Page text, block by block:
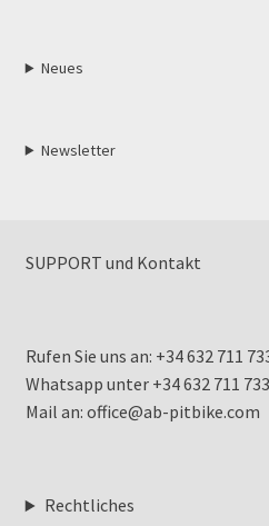
Neues
Newsletter
SUPPORT und Kontakt
Rufen Sie uns an: +34 632 711
Whatsapp unter +34 632 711
Mail an: office@ab-pitbike.com
Rechtliches